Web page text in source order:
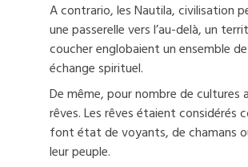
A contrario, les Nautila, civilisation
une passerelle vers l’au-delà, un
coucher englobaient un ensemble
échange spirituel.
De même, pour nombre de cultures
rêves. Les rêves étaient considérés
font état de voyants, de chamans
leur peuple.